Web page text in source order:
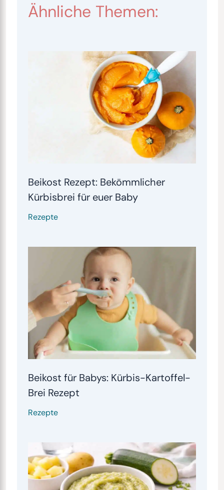
Ähnliche Themen:
Beikost Rezept: Bekömmlicher
Kürbisbrei für euer Baby
Rezepte
Beikost für Babys: Kürbis-Kartoffel-
Brei Rezept
Rezepte